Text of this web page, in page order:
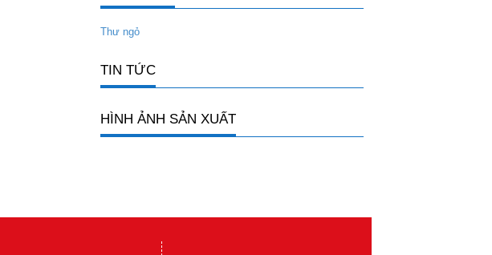
Thư ngỏ
TIN TỨC
HÌNH ẢNH SẢN XUẤT